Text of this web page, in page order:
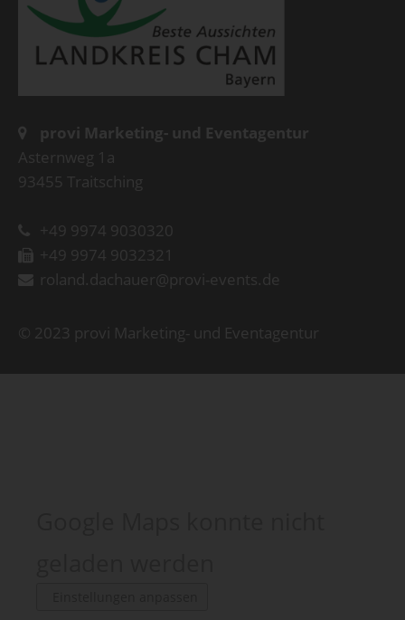
provi Marketing- und Eventagentur
Asternweg 1a
93455 Traitsching
+49 9974 9030320
+49 9974 9032321
roland.dachauer@provi-events.de
© 2023 provi Marketing- und Eventagentur